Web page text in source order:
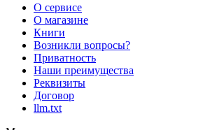
О сервисе
О магазине
Книги
Возникли вопросы?
Приватность
Наши преимущества
Реквизиты
Договор
llm.txt